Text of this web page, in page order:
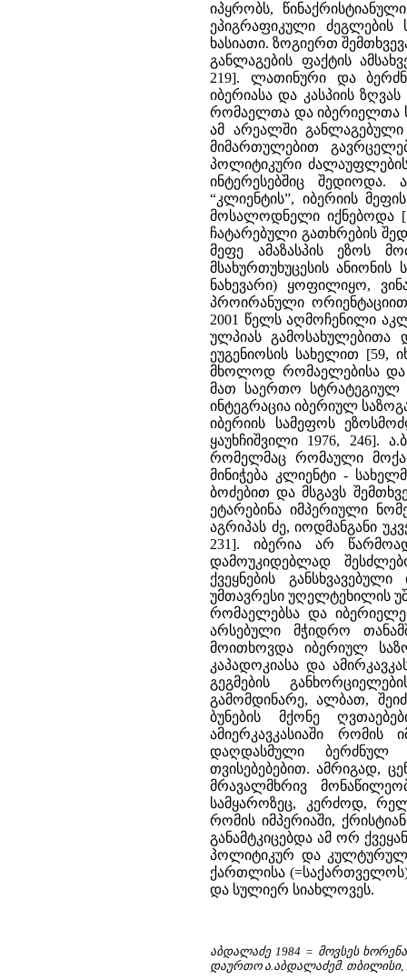
იპყრობს,
ეპიგრაფიკული ძეგლების
ხასიათი. ზოგიერთ
განლაგების ფაქტის
219]. ლათინური და
იბერიასა და კასპიის
რომაელთა და იბერიელთა
ამ არეალში
მიმართულებით
პოლიტიკური ძალაუფლების
ინტერესებშიც
“კლიენტის”, იბერიის
მოსალოდნელი იქნებოდა
ჩატარებული გათხრების
მეფე ამაზასპის ეზოს
მსახურთუხუცესის
ნახევარი) ყოფილიყო,
პროირანული
2001 წელს აღმოჩენილი
ულპიას გამოსახულებითა
ეუგენიოსის სახელით [59,
მხოლოდ რომაელებისა და
მათ საერთო სტრატეგიულ
ინტეგრაცია იბერიულ
იბერიის სამეფოს
ყაუხჩიშვილი 1976, 246].
რომელმაც რომაული
მინიჭება კლიენტი -
ბოძებით და მსგავს
ეტარებინა იმპერიული
აგრიპას ძე, იოდმანგანი
231]. იბერია არ
დამოუკიდებლად
ქვეყნების
უმთავრესი უღელტეხილის
რომაელებსა და
არსებული მჭიდრო
მოითხოვდა იბერიულ
კაპადოკიასა და
გეგმების
გამომდინარე, ალბათ,
ბუნების მქონე
ამიერკავკასიაში
დაღდასმული ბერძნულ
თვისებებებით. ამრიგად,
მრავალმხრივ
სამყაროზეც, კერძოდ,
რომის იმპერიაში,
განამტკიცებდა ამ ორ
პოლიტიკურ და კულტურულ
ქართლისა
და სულიერ სიახლოვეს.
აბდალაძე 1984 = მოვსეს
დაურთო ა.აბდალაძემ. თბილისი,